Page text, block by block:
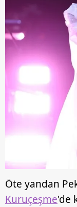
Öte yandan
Kuruçeşme'de